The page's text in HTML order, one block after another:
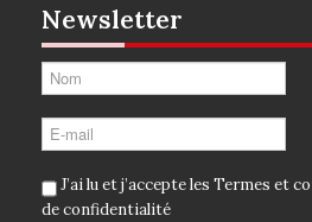
Newsletter
J’ai lu et j’accepte les Termes et
de confidentialité